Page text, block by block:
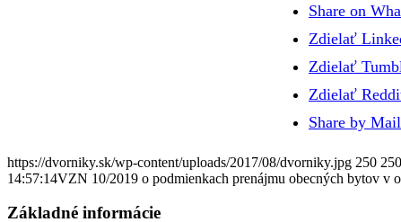
Share on
Zdielať
Zdielať
Zdielať
Share by Mail
https://dvorniky.sk/wp-content/uploads/2017/08/dvorniky.jpg 250 250
14:57:14VZN 10/2019 o podmienkach prenájmu obecných bytov v
Základné informácie